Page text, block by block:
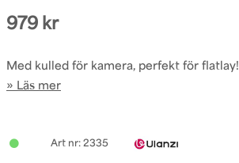
979 kr
Med kulled för kamera, perfekt för flatlay!
Läs mer
2335